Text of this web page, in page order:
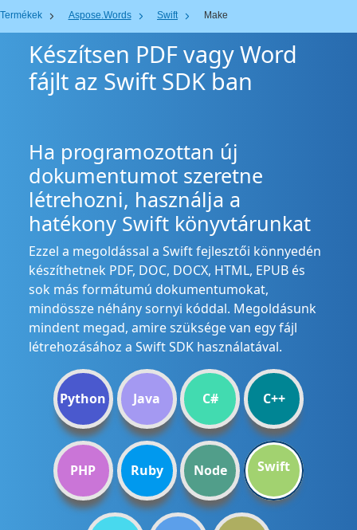
Termékek Aspose.Words Swift Make
Készítsen PDF vagy Word
fájlt az Swift SDK ban
Ha programozottan új
dokumentumot szeretne
létrehozni, használja a
hatékony Swift könyvtárunkat
Ezzel a megoldással a Swift fejlesztői könnyedén
készíthetnek PDF, DOC, DOCX, HTML, EPUB és
sok más formátumú dokumentumokat,
mindössze néhány sornyi kóddal. Megoldásunk
mindent megad, amire szüksége van egy fájl
létrehozásához a Swift SDK használatával.
Python Java C# C++
PHP Ruby Node Swift